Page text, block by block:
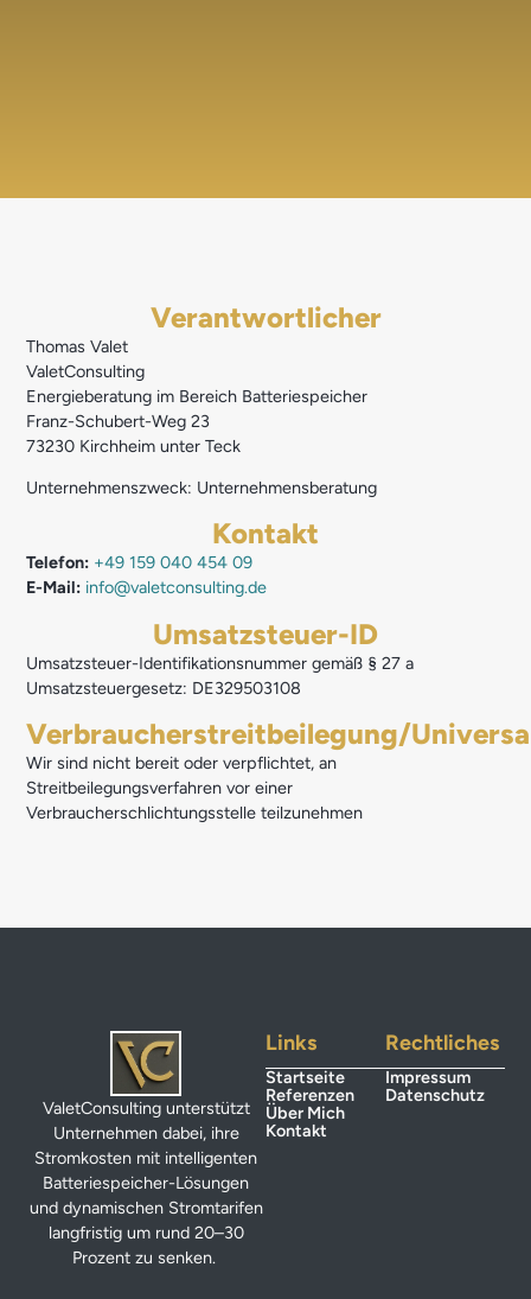
Verantwortlicher
Thomas Valet
ValetConsulting
Energieberatung im Bereich Batteriespeicher
Franz-Schubert-Weg 23
73230 Kirchheim unter Teck
Unternehmenszweck: Unternehmensberatung
Kontakt
Telefon: +49 159 040 454 09
E-Mail: info@valetconsulting.de
Umsatzsteuer-ID
Umsatzsteuer-Identifikationsnummer gemäß § 27 a
Umsatzsteuergesetz: DE329503108
Verbraucherstreitbeilegung/
Wir sind nicht bereit oder verpflichtet, an
Streitbeilegungsverfahren vor einer
Verbraucherschlichtungsstelle teilzunehmen
ValetConsulting unterstützt
Unternehmen dabei, ihre
Stromkosten mit intelligenten
Batteriespeicher-Lösungen
und dynamischen Stromtarifen
langfristig um rund 20–30
Prozent zu senken.
Links
Startseite
Referenzen
Über Mich
Kontakt
Rechtliches
Impressum
Datenschutz